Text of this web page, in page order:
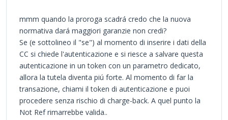
mmm quando la proroga scadrá credo che la nuova
normativa dará maggiori garanzie non credi?
Se (e sottolineo il "se") al momento di inserire i dati della
CC si chiede l'autenticazione e si riesce a salvare questa
autenticazione in un token con un parametro dedicato,
allora la tutela diventa piú forte. Al momento di far la
transazione, chiami il token di autenticazione e puoi
procedere senza rischio di charge-back. A quel punto la
Not Ref rimarrebbe valida..